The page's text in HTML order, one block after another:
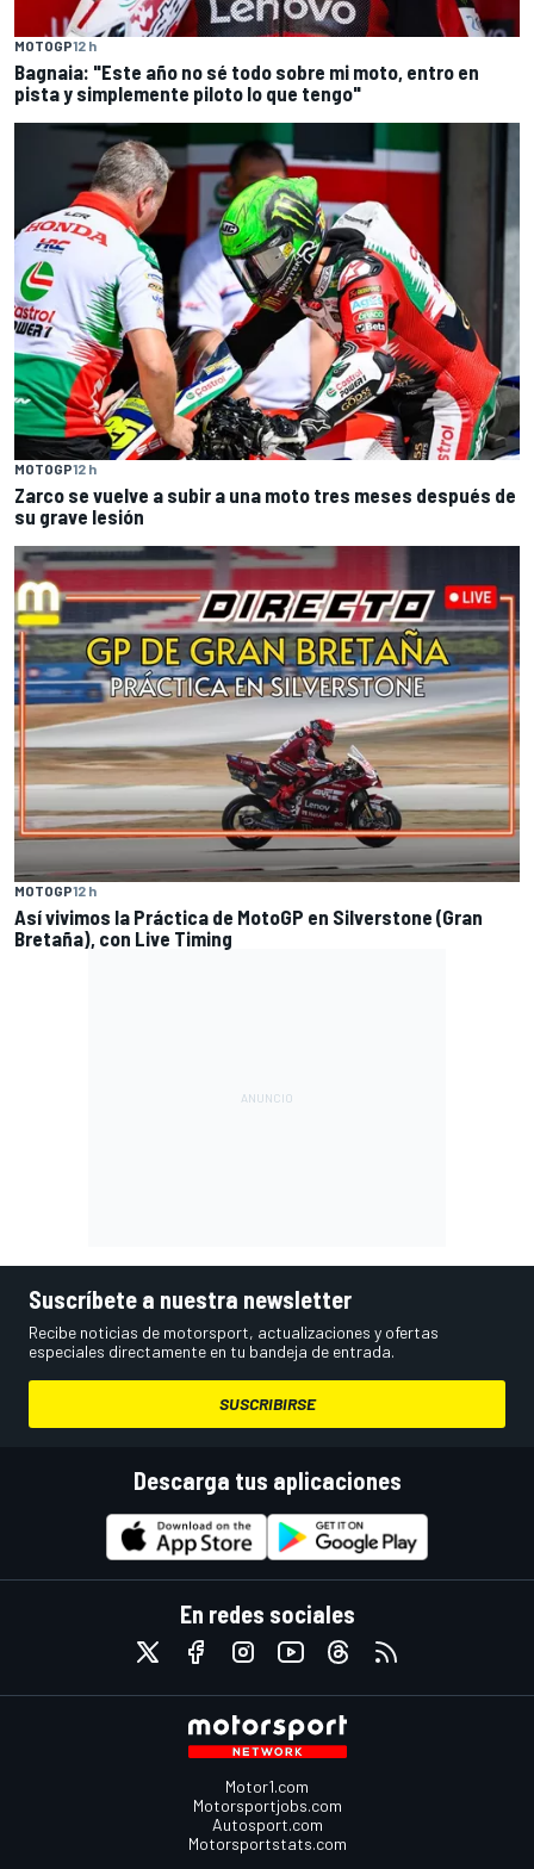
MOTOGP12 h
Bagnaia: "Este año no sé todo sobre mi moto, entro en
pista y simplemente piloto lo que tengo"
MOTOGP12 h
Zarco se vuelve a subir a una moto tres meses después de
su grave lesión
MOTOGP12 h
Así vivimos la Práctica de MotoGP en Silverstone (Gran
Bretaña), con Live Timing
Suscríbete a nuestra newsletter
Recibe noticias de motorsport, actualizaciones y ofertas
especiales directamente en tu bandeja de entrada.
SUSCRIBIRSE
Descarga tus aplicaciones
En redes sociales
Motor1.com
Motorsportjobs.com
Autosport.com
Motorsportstats.com